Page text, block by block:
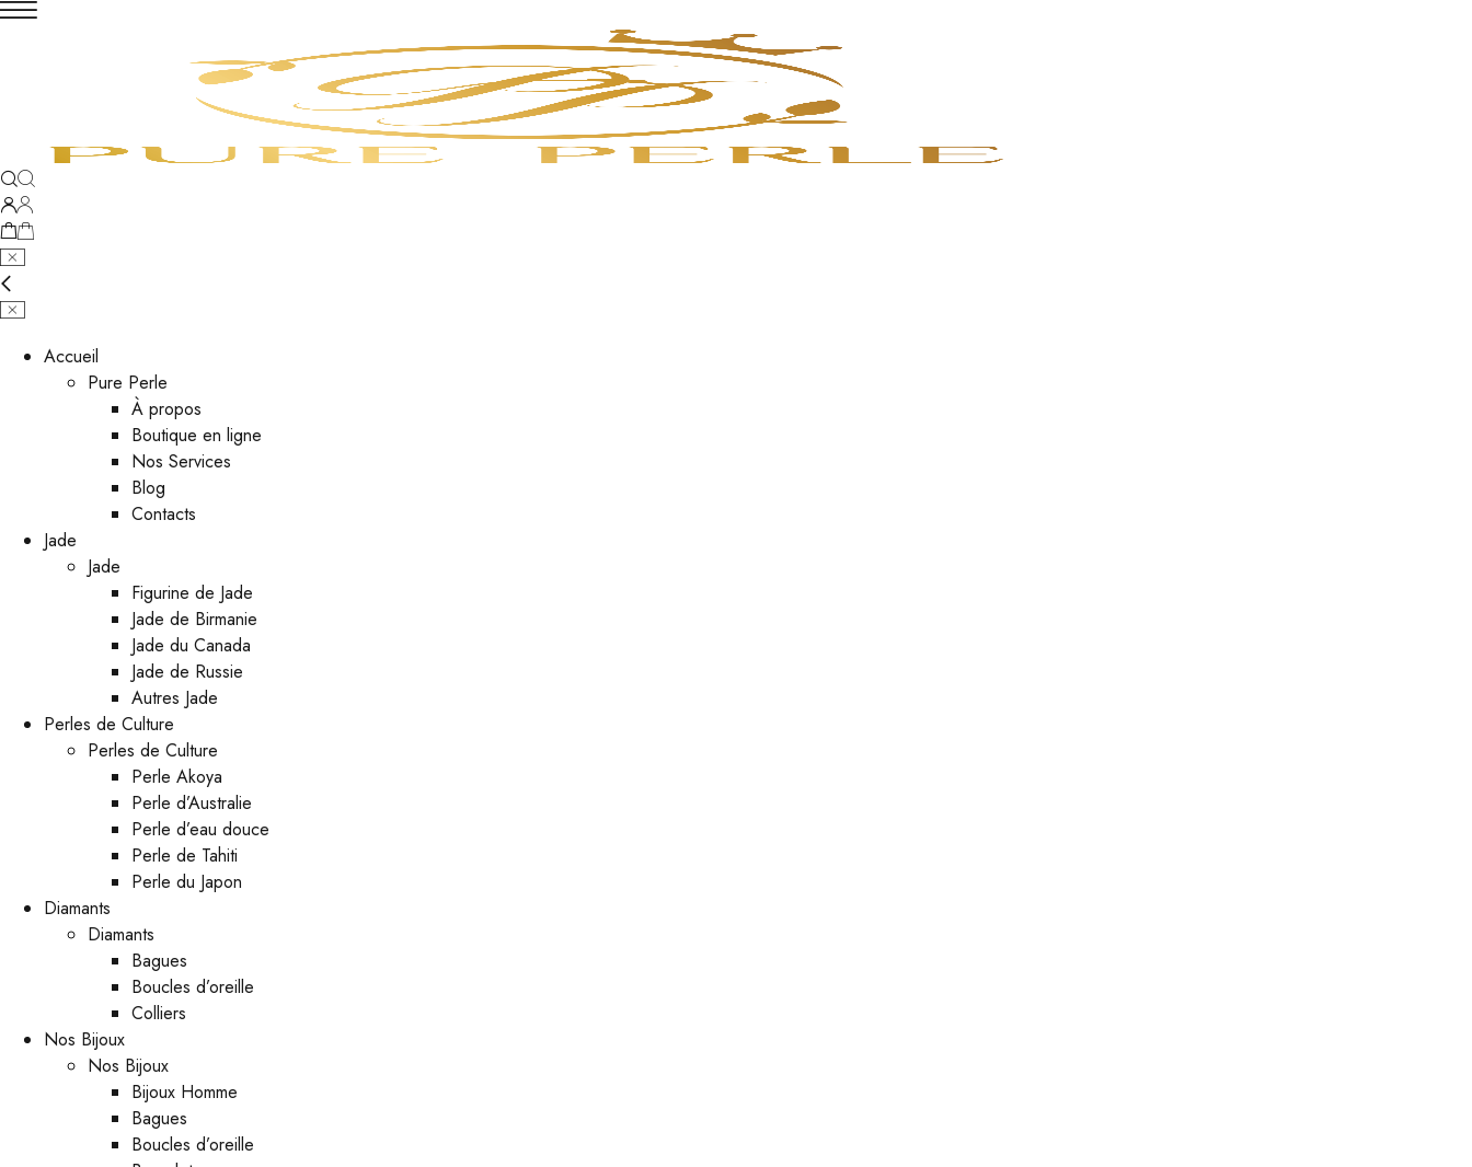
Accueil
Pure Perle
À propos
Boutique en ligne
Nos Services
Blog
Contacts
Jade
Jade
Figurine de Jade
Jade de Birmanie
Jade du Canada
Jade de Russie
Autres Jade
Perles de Culture
Perles de Culture
Perle Akoya
Perle d’Australie
Perle d’eau douce
Perle de Tahiti
Perle du Japon
Diamants
Diamants
Bagues
Boucles d’oreille
Colliers
Nos Bijoux
Nos Bijoux
Bijoux Homme
Bagues
Boucles d’oreille